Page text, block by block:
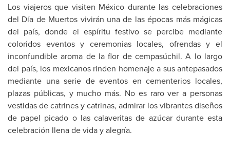
Los viajeros que visiten México durante las celebraciones
del Día de Muertos vivirán una de las épocas más mágicas
del país, donde el espíritu festivo se percibe mediante
coloridos eventos y ceremonias locales, ofrendas y el
inconfundible aroma de la flor de cempasúchil. A lo largo
del país, los mexicanos rinden homenaje a sus antepasados
mediante una serie de eventos en cementerios locales,
plazas públicas, y mucho más. No es raro ver a personas
vestidas de catrines y catrinas, admirar los vibrantes diseños
de papel picado o las calaveritas de azúcar durante esta
celebración llena de vida y alegría.